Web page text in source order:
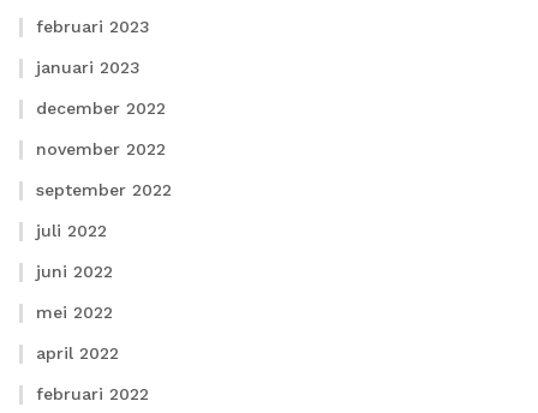
februari 2023
januari 2023
december 2022
november 2022
september 2022
juli 2022
juni 2022
mei 2022
april 2022
februari 2022